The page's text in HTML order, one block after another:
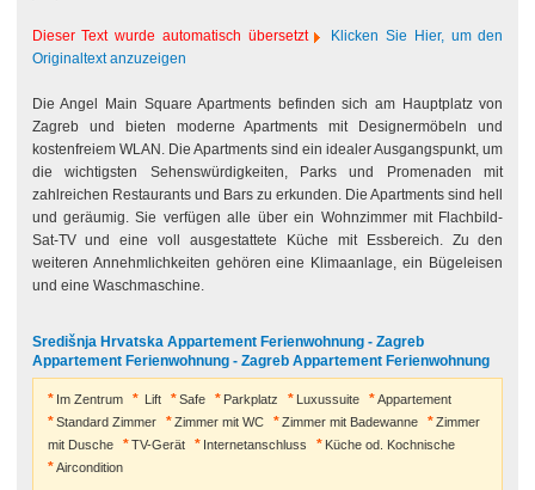
Dieser Text wurde automatisch übersetzt
Klicken Sie Hier, um den
Originaltext anzuzeigen
Die Angel Main Square Apartments befinden sich am Hauptplatz von
Zagreb und bieten moderne Apartments mit Designermöbeln und
kostenfreiem WLAN. Die Apartments sind ein idealer Ausgangspunkt, um
die wichtigsten Sehenswürdigkeiten, Parks und Promenaden mit
zahlreichen Restaurants und Bars zu erkunden. Die Apartments sind hell
und geräumig. Sie verfügen alle über ein Wohnzimmer mit Flachbild-
Sat-TV und eine voll ausgestattete Küche mit Essbereich. Zu den
weiteren Annehmlichkeiten gehören eine Klimaanlage, ein Bügeleisen
und eine Waschmaschine.
Središnja Hrvatska Appartement Ferienwohnung - Zagreb
Appartement Ferienwohnung - Zagreb Appartement Ferienwohnung
Im Zentrum Lift Safe Parkplatz Luxussuite
Appartement
Standard Zimmer
Zimmer mit WC Zimmer mit Badewanne
Zimmer
mit Dusche
TV-Gerät Internetanschluss
Küche od. Kochnische
Aircondition